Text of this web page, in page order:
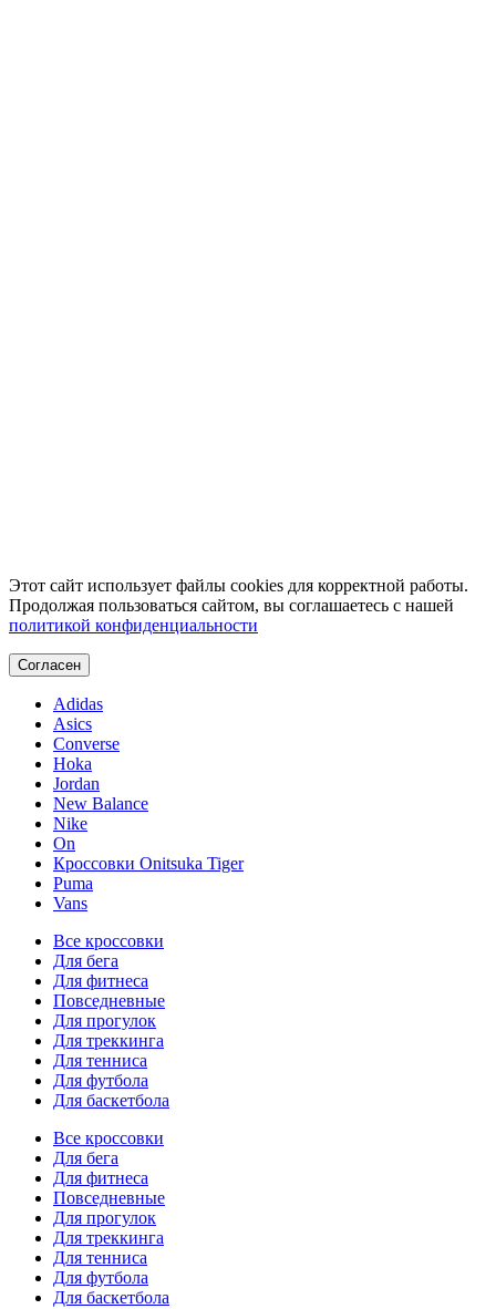
Этот сайт использует файлы cookies для корректной работы.
Продолжая пользоваться сайтом, вы соглашаетесь с нашей
политикой конфиденциальности
Согласен
Adidas
Asics
Converse
Hoka
Jordan
New Balance
Nike
On
Кроссовки Onitsuka Tiger
Puma
Vans
Все кроссовки
Для бега
Для фитнеса
Повседневные
Для прогулок
Для треккинга
Для тенниса
Для футбола
Для баскетбола
Все кроссовки
Для бега
Для фитнеса
Повседневные
Для прогулок
Для треккинга
Для тенниса
Для футбола
Для баскетбола